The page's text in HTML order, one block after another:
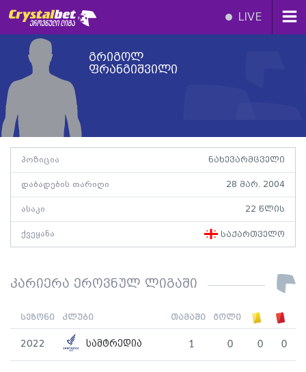
LIVE
გრიგოლ
ფრანგიშვილი
პოზიცია ნახევარმცველი
დაბადების თარიღი 28 მარ. 2004
ასაკი 22 წლის
ქვეყანა საქართველო
კარიერა ეროვნულ ლიგაში
სეზონი კლუბი თამაში გოლი
2022 სამტრედია 1 0 0 0